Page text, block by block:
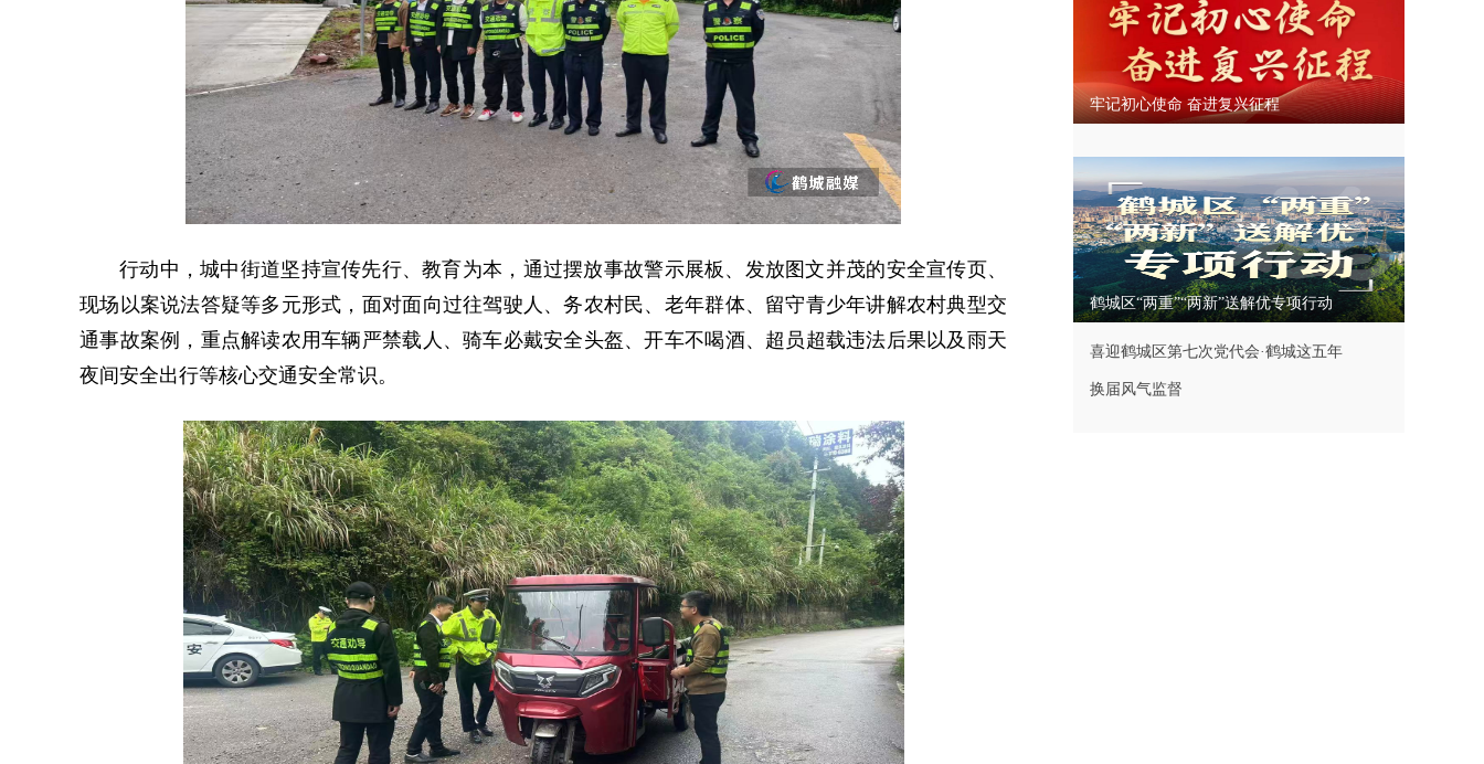
行动中，城中街道坚持宣传先行、教育为本，通过摆放事故警示展板、发放图文并茂的安全宣传页、
现场以案说法答疑等多元形式，面对面向过往驾驶人、务农村民、老年群体、留守青少年讲解农村典型交
通事故案例，重点解读农用车辆严禁载人、骑车必戴安全头盔、开车不喝酒、超员超载违法后果以及雨天
夜间安全出行等核心交通安全常识。
牢记初心使命 奋进复兴征程
鹤城区“两重”“两新”送解优专项行动
喜迎鹤城区第七次党代会·鹤城这五年
换届风气监督